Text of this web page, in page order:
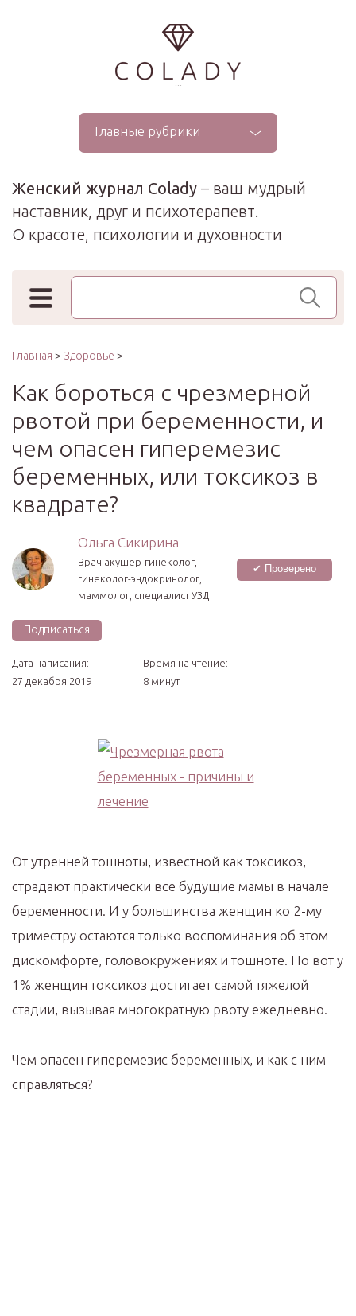
...
Главные рубрики
Женский журнал Colady – ваш мудрый
наставник, друг и психотерапевт.
О красоте, психологии и духовности
Поиск по сайту
Главная > Здоровье > -
Как бороться с чрезмерной
рвотой при беременности, и
чем опасен гиперемезис
беременных, или токсикоз в
квадрате?
Ольга Сикирина
Врач акушер-гинеколог,
гинеколог-эндокринолог,
маммолог, специалист УЗД
✔ Проверено
Подписаться
Дата написания:
27 декабря 2019
Время на чтение:
8 минут
От утренней тошноты, известной как токсикоз,
страдают практически все будущие мамы в начале
беременности. И у большинства женщин ко 2-му
триместру остаются только воспоминания об этом
дискомфорте, головокружениях и тошноте. Но вот у
1% женщин токсикоз достигает самой тяжелой
стадии, вызывая многократную рвоту ежедневно.
Чем опасен гиперемезис беременных, и как с ним
справляться?